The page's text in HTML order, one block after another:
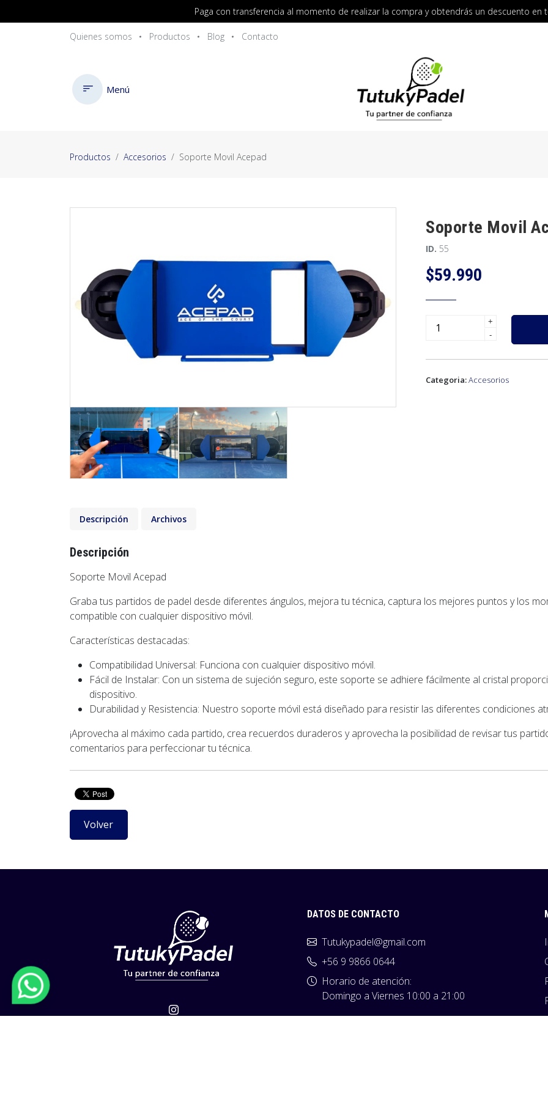
Paga con transferencia al momento de realizar la compra y obtendrás un descuento
Quienes somos Productos Blog Contacto
Menú
Productos Accesorios Soporte Movil Acepad
Soporte Movil
ID. 55
$59.990
+
-
Categoria:Accesorios
Descripción Archivos
Descripción
Soporte Movil Acepad
Graba tus partidos de padel desde diferentes ángulos, mejora tu técnica, captura los mejores puntos y los
compatible con cualquier dispositivo móvil.
Características destacadas:
Compatibilidad Universal: Funciona con cualquier dispositivo móvil.
Fácil de Instalar: Con un sistema de sujeción seguro, este soporte se adhiere fácilmente al cristal
dispositivo.
Durabilidad y Resistencia: Nuestro soporte móvil está diseñado para resistir las diferentes condiciones
¡Aprovecha al máximo cada partido, crea recuerdos duraderos y aprovecha la posibilidad de revisar tus
comentarios para perfeccionar tu técnica.
Volver
DATOS DE CONTACTO
Tutukypadel@gmail.com
+56 9 9866 0644
Horario de atención:
Domingo a Viernes 10:00 a 21:00